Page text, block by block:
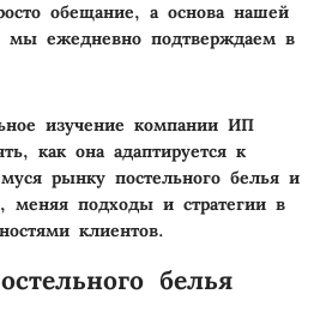
обещание, а основа нашей
мы ежедневно подтверждаем в
изучение компании ИП
как она адаптируется к
рынку постельного белья и
меняя подходы и стратегии в
клиентов.
белья